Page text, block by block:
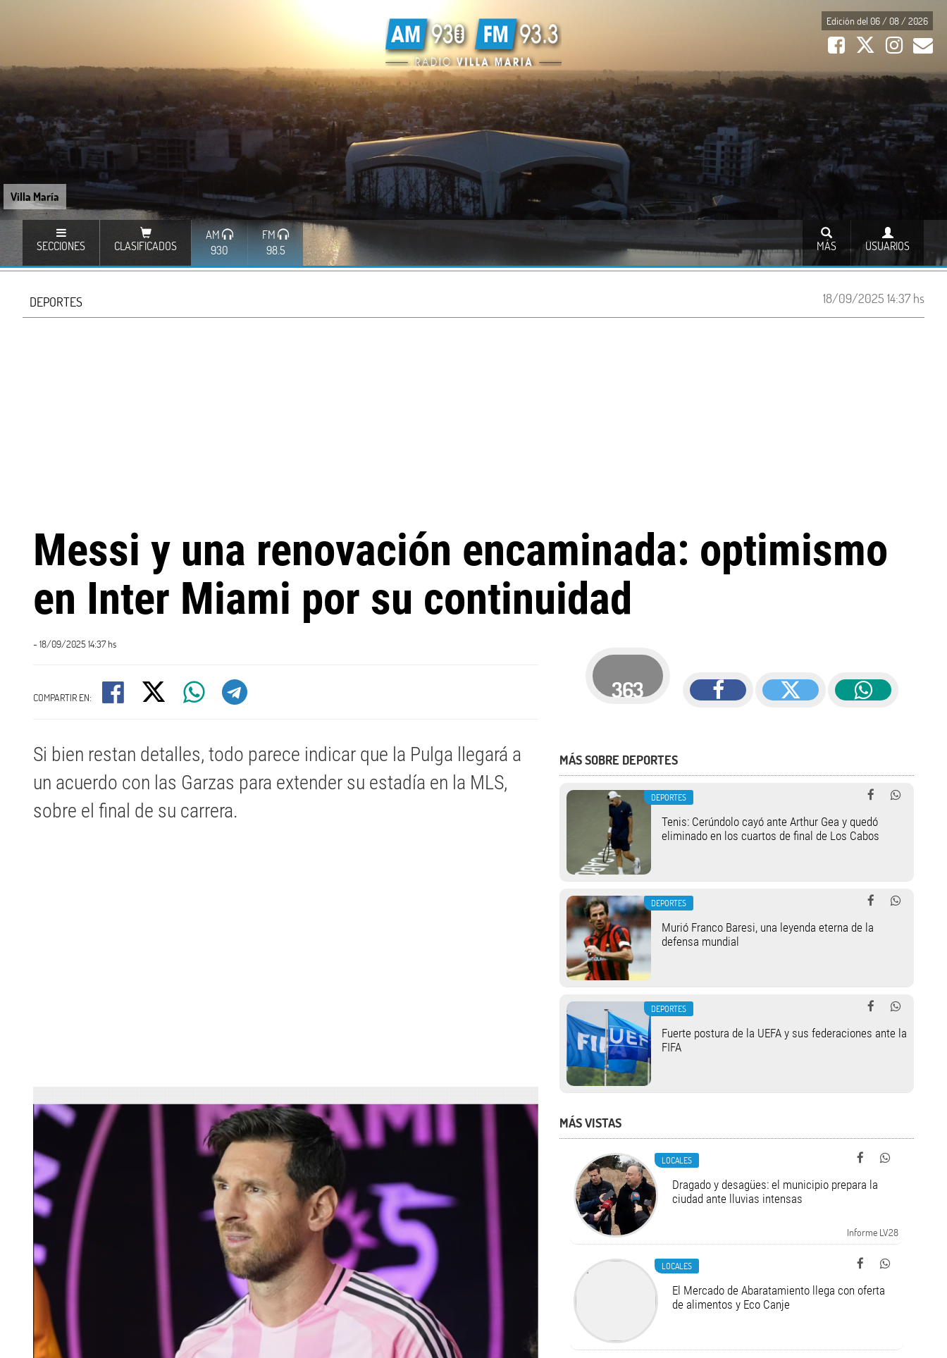
Villa María
Edición del 06 / 08 / 2026
SECCIONES CLASIFICADOS
AM
930
FM
98.5
USUARIOS
MÁS
18/09/2025 14:37 hs
DEPORTES
Messi y una renovación encaminada: optimismo
en Inter Miami por su continuidad
- 18/09/2025 14:37 hs
COMPARTIR EN:
Si bien restan detalles, todo parece indicar que la Pulga llegará a
un acuerdo con las Garzas para extender su estadía en la MLS,
sobre el final de su carrera.
363
MÁS SOBRE DEPORTES
DEPORTES
Tenis: Cerúndolo cayó ante Arthur Gea y quedó
eliminado en los cuartos de final de Los Cabos
DEPORTES
Murió Franco Baresi, una leyenda eterna de la
defensa mundial
DEPORTES
Fuerte postura de la UEFA y sus federaciones ante la
FIFA
MÁS VISTAS
LOCALES
Dragado y desagües: el municipio prepara la
ciudad ante lluvias intensas
Informe LV28
LOCALES
El Mercado de Abaratamiento llega con oferta
de alimentos y Eco Canje